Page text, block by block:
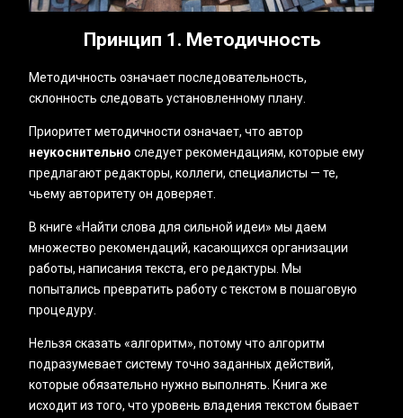
Принцип 1. Методичность
Методичность означает последовательность,
склонность следовать установленному плану.
Приоритет методичности означает, что автор
неукоснительно следует рекомендациям, которые ему
предлагают редакторы, коллеги, специалисты — те,
чьему авторитету он доверяет.
В книге «Найти слова для сильной идеи» мы даем
множество рекомендаций, касающихся организации
работы, написания текста, его редактуры. Мы
попытались превратить работу с текстом в пошаговую
процедуру.
Нельзя сказать «алгоритм», потому что алгоритм
подразумевает систему точно заданных действий,
которые обязательно нужно выполнять. Книга же
исходит из того, что уровень владения текстом бывает